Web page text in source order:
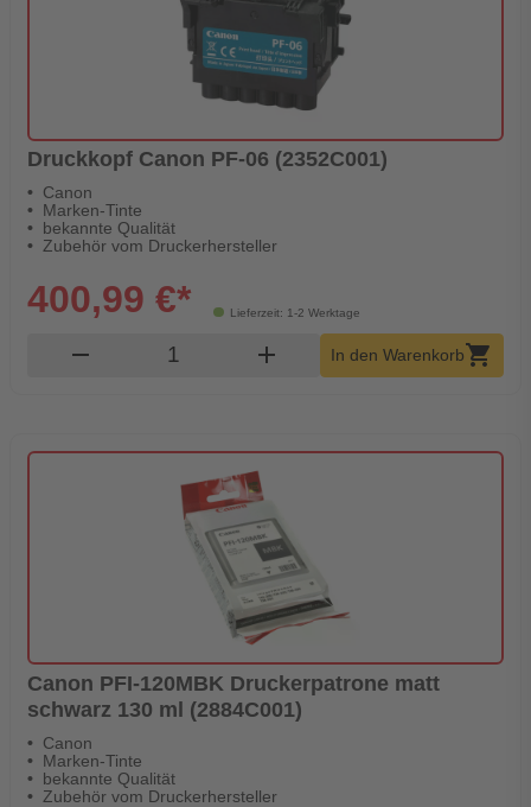
Druckkopf Canon PF-06 (2352C001)
Canon
Marken-Tinte
bekannte Qualität
Zubehör vom Druckerhersteller
Lieferzeit: 1-2 Werktage
400,99 €*
remove Produkt Warenkorb Menge
add In den Warenkorb shopping_cart
Canon PFI-120MBK Druckerpatrone matt
schwarz 130 ml (2884C001)
Canon
Marken-Tinte
bekannte Qualität
Zubehör vom Druckerhersteller